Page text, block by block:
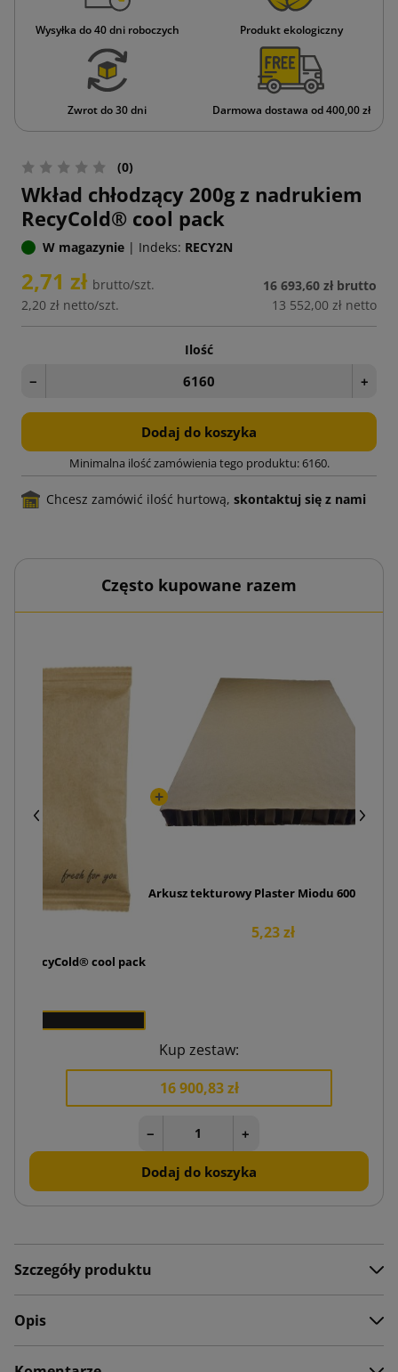
Wysyłka do 40 dni roboczych Produkt ekologiczny
Zwrot do 30 dni Darmowa dostawa od 400,00 zł
(0)
Wkład chłodzący 200g z nadrukiem
RecyCold® cool pack
W magazynie | Indeks: RECY2N
2,71 zł brutto/szt.
2,20 zł netto/szt.
16 693,60 zł brutto
13 552,00 zł netto
Ilość
− +
Dodaj do koszyka
Minimalna ilość zamówienia tego produktu: 6160.
Chcesz zamówić ilość hurtową, skontaktuj się z nami
Często kupowane razem
RecyCold® cool pack
Arkusz tekturowy Plaster Miodu
5,23 zł
Kup zestaw:
16 900,83 zł
− +
Dodaj do koszyka
Szczegóły produktu
Opis